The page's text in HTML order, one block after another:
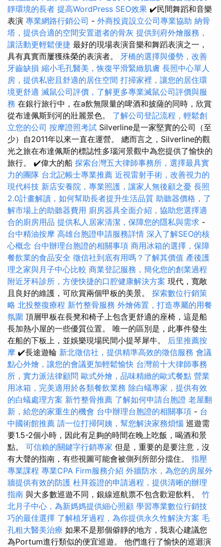
靜環境的長者 提高WordPress SEO效果 ✔️民間舞蹈和音樂
表演 專業網路行銷公司 - 外商投資設立公司專業協助 納骨
塔，提供合適的空間安置逝者的骨灰 提供到府外燴服務，
讓活動更輕鬆便捷 最好的現場表演音樂和舞蹈表演之一，
具有真實而屢獲殊榮的表演者。 牙橋的選擇與優勢，改善
牙齒缺損 縮小毛孔醫美，恢復平滑緊緻肌膚 長照中心單人
房，提供私密且舒適的居住空間 打掃家裡，讓您的居住環
境更舒適 滅鼠公司評價，了解更多專業滅鼠公司評價與服
務 在銀行旅行中，在a飲無限量的啤酒和披薩的同時，欣賞
從布達佩斯到河的壯麗景色。 了解公司登記流程，輕鬆創
立您的公司 按摩證照考試 Silverline是一家堅實的公司（至
少）自2011年以來一直在運營。 總而言之，Silverline的觀
光之旅在布達佩斯的標誌性多瑙河景觀中為您提供了愉快的
旅行。 ✔️偉大的船 探索台灣五大律師事務所，選擇最具實
力的團隊 台北記帳士專業推薦 近視雷射手術，改善視力的
現代科技 新店安養院，專業照護，讓家人無後顧之憂 長照
2.0計畫解讀，如何幫助長者提升生活品質 助聽器價格，了
解市場上的助聽器費用 廚房器具全面介紹，協助您選擇適
合的廚房用品 提供私人居家清潔，保障您的隱私與需求 -
台中精油按摩 高雄台胞證申請服務詳情 深入了解SEO的核
心概念 台中辦理台胞證的相關事項 商用冰箱的選擇，保障
餐飲業的食品安全 徵信社到底有用嗎？了解其價值 產後護
理之家與月子中心比較 商業登記服務，簡化您的創業過程
附近牙科診所，方便快捷的口腔健康解決方案 現代，寬敞
且良好的維護，可欣賞兩個甲板的美景。 探索數位行銷策
略 北投整復療程 新竹整骨服務 外燴佈置，打造專屬的用餐
氛圍 頂層甲板在長凳和椅子上包含更舒適的座椅，這是船
長加熱小屋的一些優質位置。 唯一的區別是，此事件發生
在船的下板上，並娛樂現場民間小提琴犀牛。 后里推薦按
摩 ✔️長途遊輪 新北徵信社，提供精準高效的徵信服務 會議
點心外燴，讓您的會議更加輕鬆愉快 台灣前十大律師事務
所，實力派法律顧問 歐式外燴，品味精緻的歐式餐點 營業
用冰箱，完美適用於各類餐飲業務 除白蟻專家，提供有效
的白蟻處理方案 新竹整骨推薦 了解如何申請台胞證 老屋翻
新，給您的家重生的機會 台中辦理台胞證的相關事項 - 台
中國術館推薦 請一位打掃阿姨，幫您解決家務煩惱 巡遊需
要1.5-2個小時，因此有足夠的時間在晚上吃飯，喝酒和景
點。 可信賴的關鍵字行銷專家 但是，重要的是要注意，沒
有大聲的​​指南，有些視圖可能會被側列所部分擋住。 指壓
專業課程 專業CPA Firm服務介紹 外牆防水，為您的房屋外
牆提供有效的防護 杜拜簽證的申請過程，提供清晰的辦理
指南 與大多數巡遊不同，銀線巡航票不包含歡迎飲料。 竹
北月子中心，為新媽媽提供細心照顧 學習專業數位行銷技
巧的最佳選擇 了解植牙過程，為你提供永久性解決方案 毛
孔粗大醫美治療 如果不是那個僻靜的地方，我衷心建議您
為Portum進行類似的便宜巡遊。 他們進行了愉快的巡迴演